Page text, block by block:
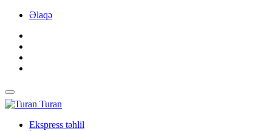
Əlaqə
Turan
Ekspress təhlil